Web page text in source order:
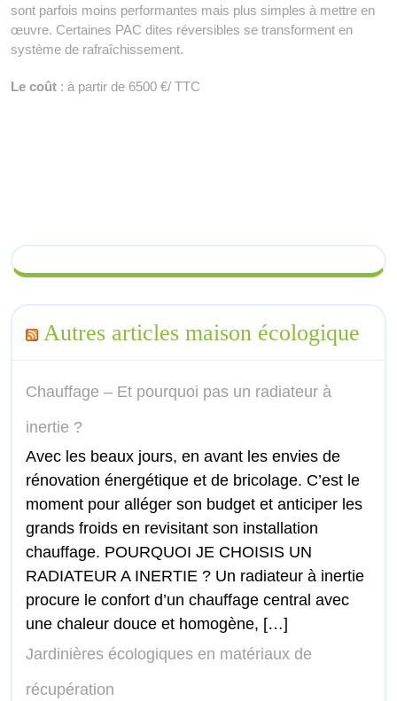
sont parfois moins performantes mais plus simples à mettre en
œuvre. Certaines PAC dites réversibles se transforment en
système de rafraîchissement.
Le coût : à partir de 6500 €/ TTC
Autres articles maison écologique
Chauffage – Et pourquoi pas un radiateur à
inertie ?
Avec les beaux jours, en avant les envies de
rénovation énergétique et de bricolage. C’est le
moment pour alléger son budget et anticiper les
grands froids en revisitant son installation
chauffage. POURQUOI JE CHOISIS UN
RADIATEUR A INERTIE ? Un radiateur à inertie
procure le confort d’un chauffage central avec
une chaleur douce et homogène, […]
Jardinières écologiques en matériaux de
récupération